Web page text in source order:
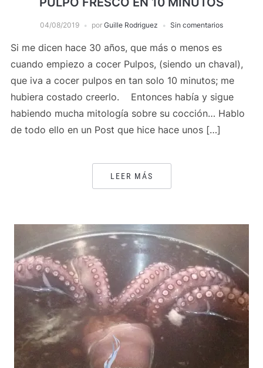
04/08/2019 por Guille Rodriguez Sin comentarios
Si me dicen hace 30 años, que más o menos es
cuando empiezo a cocer Pulpos, (siendo un chaval),
que iva a cocer pulpos en tan solo 10 minutos; me
hubiera costado creerlo. Entonces había y sigue
habiendo mucha mitología sobre su cocción… Hablo
de todo ello en un Post que hice hace unos […]
LEER MÁS